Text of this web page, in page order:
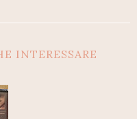
INTERESSARE